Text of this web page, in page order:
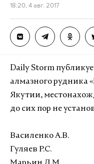
18:20, 4 авг. 2017
Daily Storm
алмазного рудника
Якутии,
до сих пор не
Василенко А.В.
Гуляев Р.С.